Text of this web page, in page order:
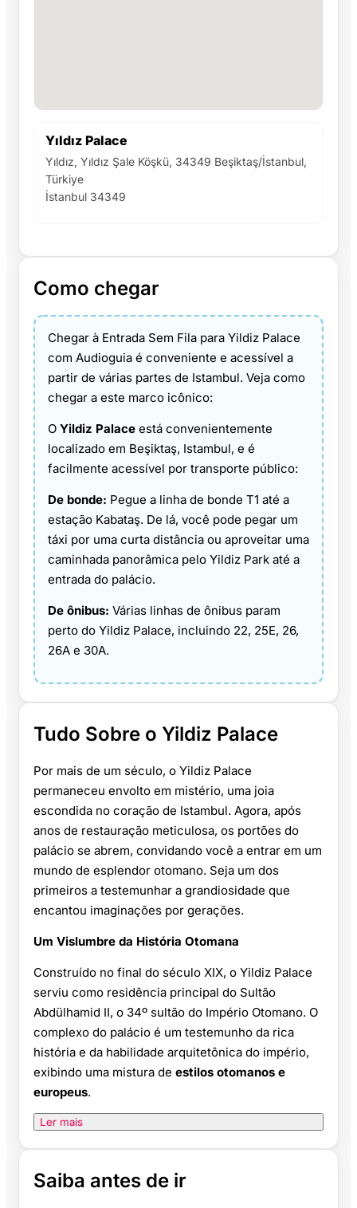
Yıldız Palace
Yıldız, Yıldız Şale Köşkü, 34349 Beşiktaş/İstanbul,
Türkiye
İstanbul 34349
Como chegar
Chegar à Entrada Sem Fila para Yildiz Palace
com Audioguia é conveniente e acessível a
partir de várias partes de Istambul. Veja como
chegar a este marco icônico:
O Yildiz Palace está convenientemente
localizado em Beşiktaş, Istambul, e é
facilmente acessível por transporte público:
De bonde: Pegue a linha de bonde T1 até a
estação Kabataş. De lá, você pode pegar um
táxi por uma curta distância ou aproveitar uma
caminhada panorâmica pelo Yildiz Park até a
entrada do palácio.
De ônibus: Várias linhas de ônibus param
perto do Yildiz Palace, incluindo 22, 25E, 26,
26A e 30A.
Tudo Sobre o Yildiz Palace
Por mais de um século, o Yildiz Palace
permaneceu envolto em mistério, uma joia
escondida no coração de Istambul. Agora, após
anos de restauração meticulosa, os portões do
palácio se abrem, convidando você a entrar em um
mundo de esplendor otomano. Seja um dos
primeiros a testemunhar a grandiosidade que
encantou imaginações por gerações.
Um Vislumbre da História Otomana
Construído no final do século XIX, o Yildiz Palace
serviu como residência principal do Sultão
Abdülhamid II, o 34º sultão do Império Otomano. O
complexo do palácio é um testemunho da rica
história e da habilidade arquitetônica do império,
exibindo uma mistura de estilos otomanos e
europeus.
Ler mais
Saiba antes de ir